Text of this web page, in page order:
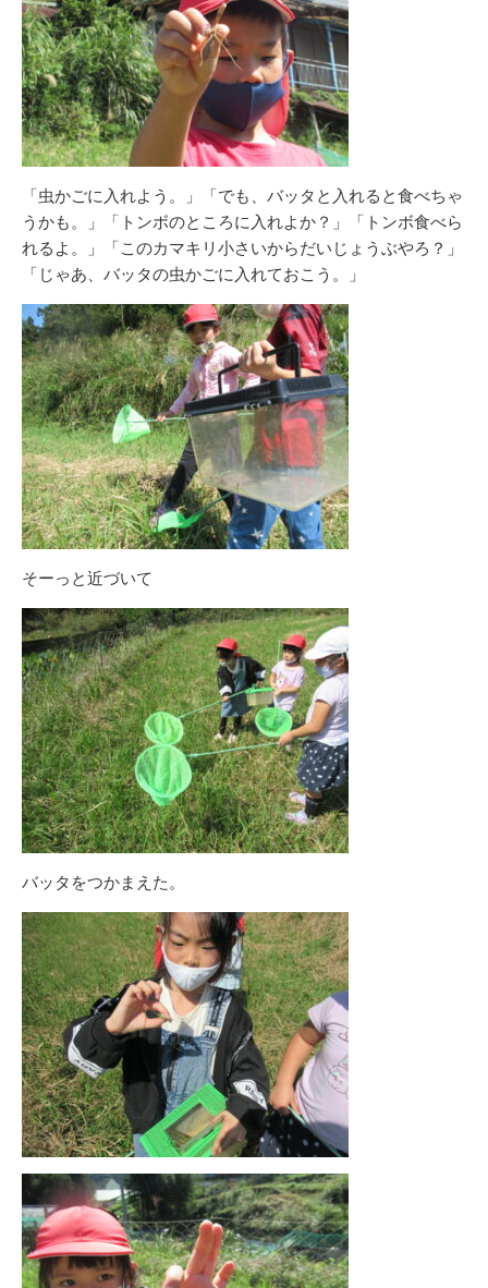
「虫かごに入れよう。」「でも、バッタと入れると食べちゃ
うかも。」「トンボのところに入れよか？」「トンボ食べら
れるよ。」「このカマキリ小さいからだいじょうぶやろ？」
「じゃあ、バッタの虫かごに入れておこう。」
そーっと近づいて
バッタをつかまえた。